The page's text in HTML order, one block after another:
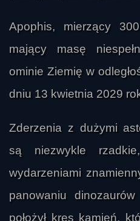
Apophis, mierzący
mający masę
ominie Ziemię w
dniu 13 kwietnia 2029
Zderzenia z dużymi
są niezwykle
wydarzeniami
panowaniu
położył kres kamień,